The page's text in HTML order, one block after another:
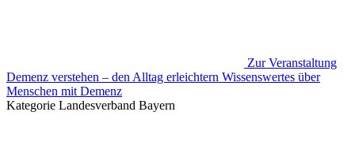
Zur Veranstaltung
Demenz verstehen – den Alltag erleichtern Wissenswertes über
Menschen mit Demenz
Kategorie Landesverband Bayern